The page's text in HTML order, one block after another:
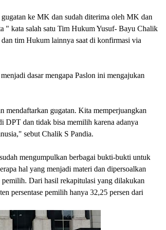
ke MK dan sudah diterima oleh MK dan
" kata salah satu Tim Hukum Yusuf- Bayu Chalik
tim Hukum lainnya saat di konfirmasi via
dasar mengapa Paslon ini mengajukan
mendaftarkan gugatan. Kita memperjuangkan
DPT dan tidak bisa memilih karena adanya
sebut Chalik S Pandia.
mengumpulkan berbagai bukti-bukti untuk
hal yang menjadi materi dan dipersoalkan
pemilih. Dari hasil rekapitulasi yang dilakukan
persentase pemilih hanya 32,25 persen dari